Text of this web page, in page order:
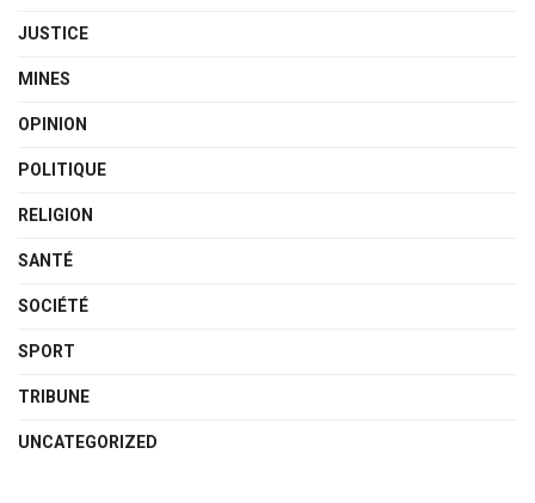
JUSTICE
MINES
OPINION
POLITIQUE
RELIGION
SANTÉ
SOCIÉTÉ
SPORT
TRIBUNE
UNCATEGORIZED